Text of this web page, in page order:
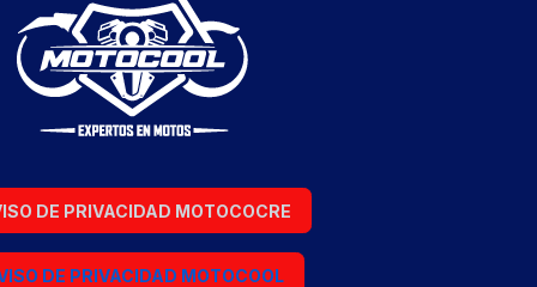
DE PRIVACIDAD MOTOCOCRE
DE PRIVACIDAD MOTOCOOL